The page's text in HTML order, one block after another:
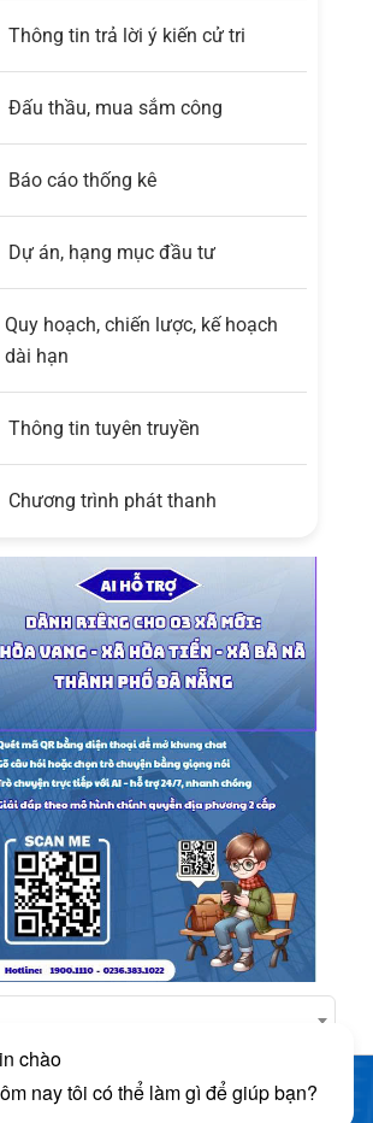
Thông tin trả lời ý kiến cử tri
Đấu thầu, mua sắm công
Báo cáo thống kê
Dự án, hạng mục đầu tư
Quy hoạch, chiến lược, kế hoạch
dài hạn
Thông tin tuyên truyền
Chương trình phát thanh